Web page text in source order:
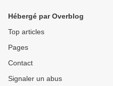
Hébergé par Overblog
Top articles
Pages
Contact
Signaler un abus